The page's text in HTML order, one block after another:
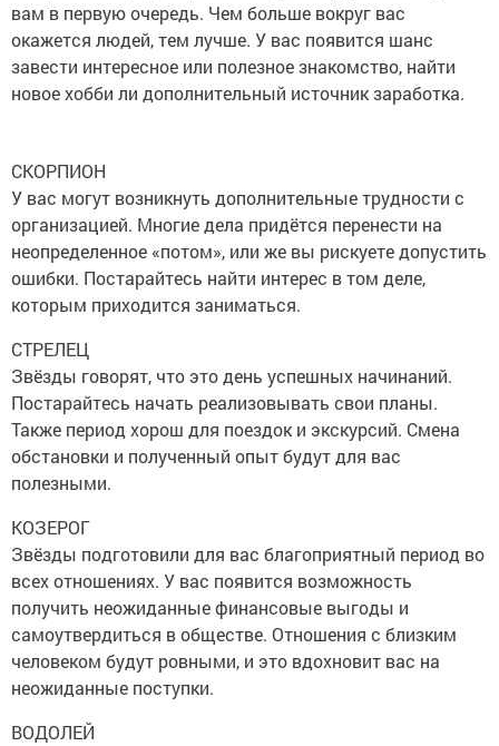
вам в первую очередь. Чем больше вокруг вас
окажется людей, тем лучше. У вас появится шанс
завести интересное или полезное знакомство, найти
новое хобби ли дополнительный источник заработка.
СКОРПИОН
У вас могут возникнуть дополнительные трудности с
организацией. Многие дела придётся перенести на
неопределенное «потом», или же вы рискуете допустить
ошибки. Постарайтесь найти интерес в том деле,
которым приходится заниматься.
СТРЕЛЕЦ
Звёзды говорят, что это день успешных начинаний.
Постарайтесь начать реализовывать свои планы.
Также период хорош для поездок и экскурсий. Смена
обстановки и полученный опыт будут для вас
полезными.
КОЗЕРОГ
Звёзды подготовили для вас благоприятный период во
всех отношениях. У вас появится возможность
получить неожиданные финансовые выгоды и
самоутвердиться в обществе. Отношения с близким
человеком будут ровными, и это вдохновит вас на
неожиданные поступки.
ВОДОЛЕЙ